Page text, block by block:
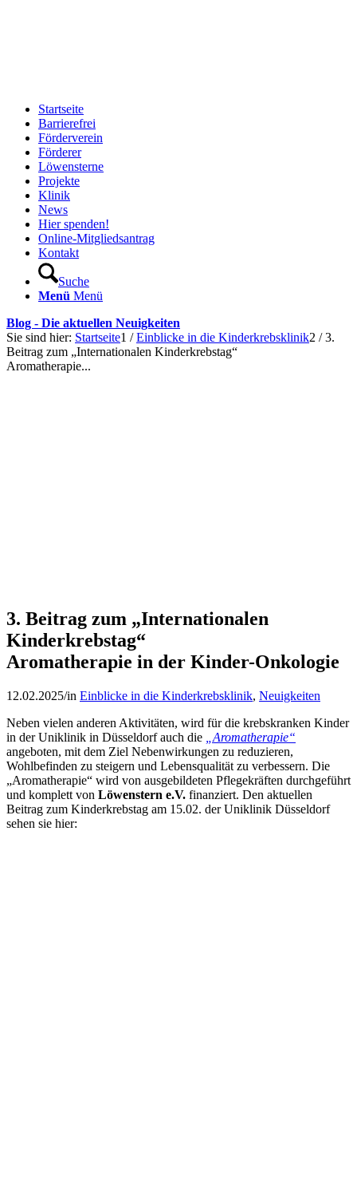
Startseite
Barrierefrei
Förderverein
Förderer
Löwensterne
Projekte
Klinik
News
Hier spenden!
Online-Mitgliedsantrag
Kontakt
Suche
Menü Menü
Blog - Die aktuellen Neuigkeiten
Sie sind hier: Startseite1 / Einblicke in die Kinderkrebsklinik2 / 3.
Beitrag zum „Internationalen Kinderkrebstag“
Aromatherapie...
3. Beitrag zum „Internationalen
Kinderkrebstag“
Aromatherapie in der Kinder-Onkologie
12.02.2025/in Einblicke in die Kinderkrebsklinik, Neuigkeiten
Neben vielen anderen Aktivitäten, wird für die krebskranken Kinder
in der Uniklinik in Düsseldorf auch die
„Aromatherapie“
angeboten, mit dem Ziel Nebenwirkungen zu reduzieren,
Wohlbefinden zu steigern und Lebensqualität zu verbessern. Die
„Aromatherapie“ wird von ausgebildeten Pflegekräften durchgeführt
und komplett von Löwenstern e.V. finanziert. Den aktuellen
Beitrag zum Kinderkrebstag am 15.02. der Uniklinik Düsseldorf
sehen sie hier: